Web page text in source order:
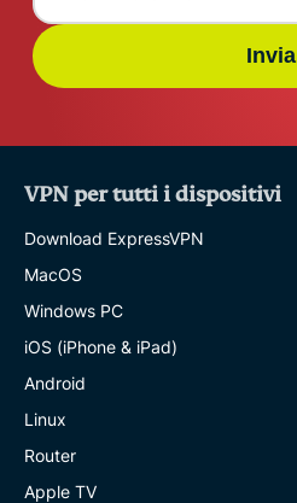
Invia
VPN per tutti i dispositivi
Download ExpressVPN
MacOS
Windows PC
iOS (iPhone & iPad)
Android
Linux
Router
Apple TV